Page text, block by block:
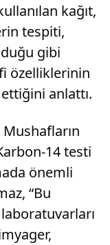
kağıt,
tespiti,
gibi
özelliklerinin
anlattı.
14 testi
önemli
“Bu